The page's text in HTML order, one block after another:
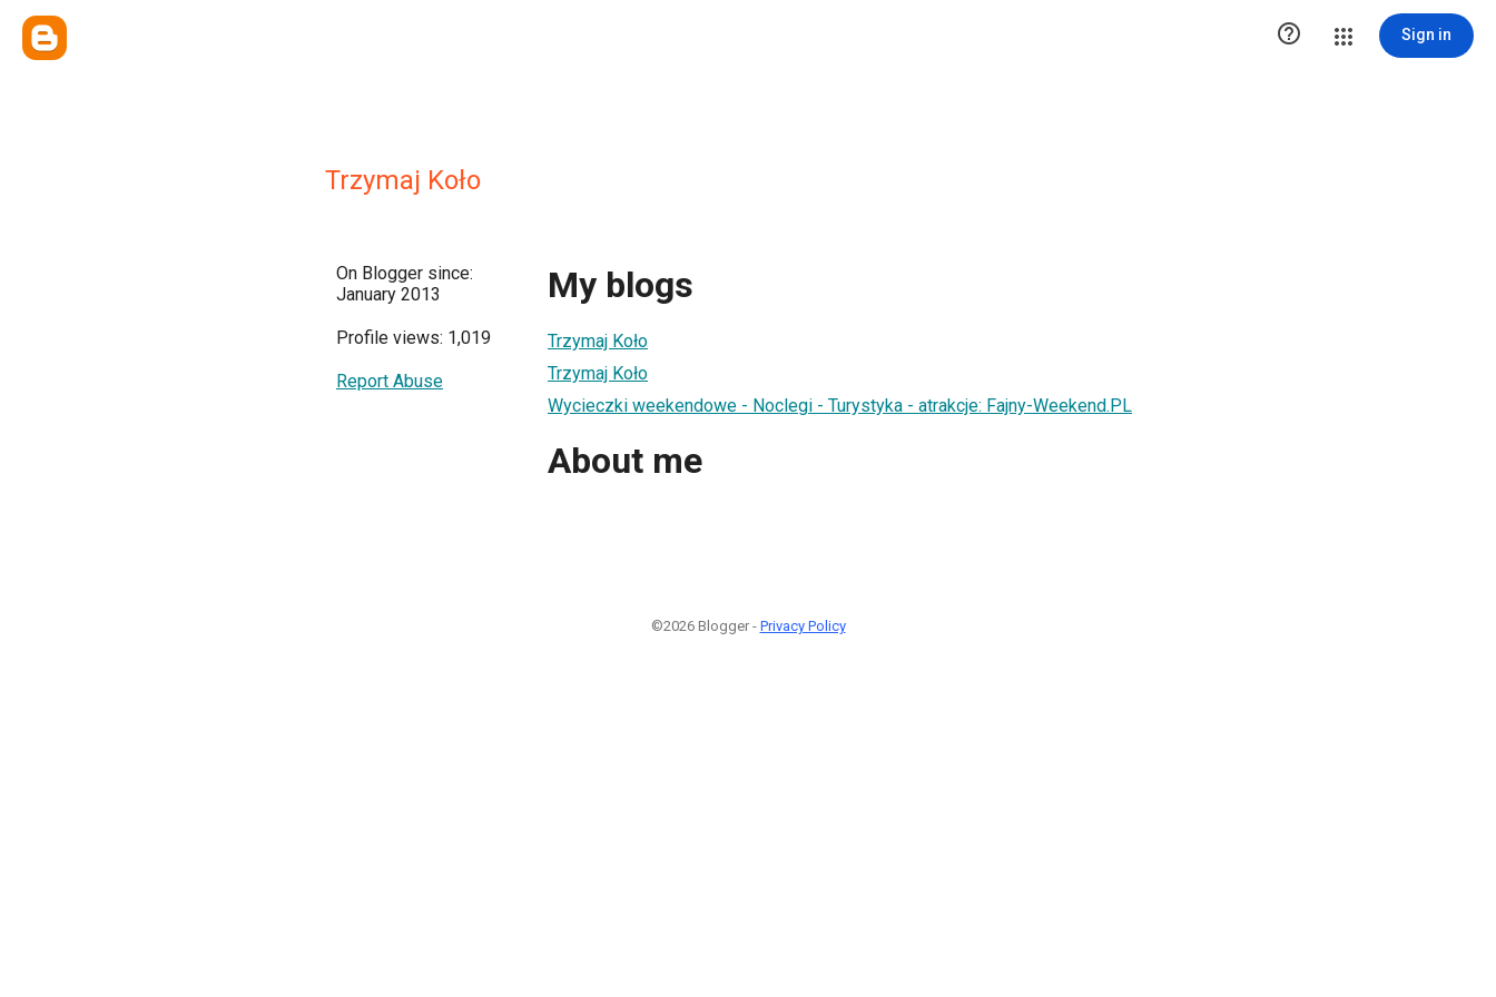
 Sign in
Trzymaj Koło
On Blogger since:
January 2013
Profile views: 1,019
Report Abuse
My blogs
Trzymaj Koło
Trzymaj Koło
Wycieczki weekendowe - Noclegi - Turystyka - atrakcje: Fajny-Weekend.PL
About me
©2026 Blogger - Privacy Policy